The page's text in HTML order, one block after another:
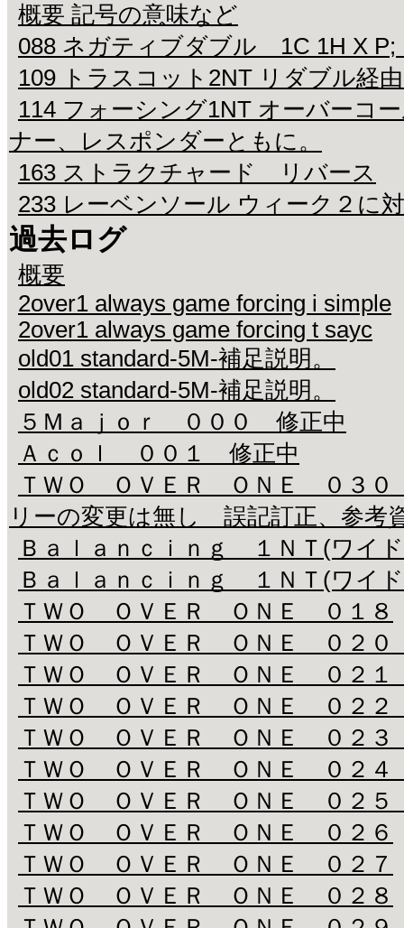
概要 記号の意味など
088 ネガティブダブル 1C 1H X P;
109 トラスコット2NT リダブル経
114 フォーシング1NT オーバーコ
ナー、レスポンダーともに。
163 ストラクチャード リバース
233 レーベンソール ウィーク２に
過去ログ
概要
2over1 always game forcing i simple
2over1 always game forcing t sayc
old01 standard-5M-補足説明。
old02 standard-5M-補足説明。
５Ｍａｊｏｒ ０００ 修正中
Ａｃｏｌ ００１ 修正中
ＴＷＯ ＯＶＥＲ ＯＮＥ ０３
リーの変更は無し 誤記訂正、参考
Ｂａｌａｎｃｉｎｇ １ＮＴ(ワイ
Ｂａｌａｎｃｉｎｇ １ＮＴ(ワイ
ＴＷＯ ＯＶＥＲ ＯＮＥ ０１８
ＴＷＯ ＯＶＥＲ ＯＮＥ ０２
ＴＷＯ ＯＶＥＲ ＯＮＥ ０２
ＴＷＯ ＯＶＥＲ ＯＮＥ ０２
ＴＷＯ ＯＶＥＲ ＯＮＥ ０２
ＴＷＯ ＯＶＥＲ ＯＮＥ ０２
ＴＷＯ ＯＶＥＲ ＯＮＥ ０２
ＴＷＯ ＯＶＥＲ ＯＮＥ ０２６
ＴＷＯ ＯＶＥＲ ＯＮＥ ０２７
ＴＷＯ ＯＶＥＲ ＯＮＥ ０２８